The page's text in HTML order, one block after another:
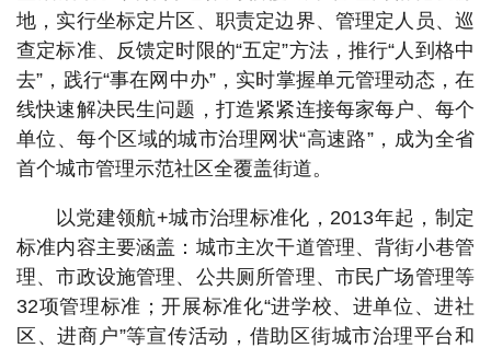
地，实行坐标定片区、职责定边界、管理定人员、巡
查定标准、反馈定时限的“五定”方法，推行“人到格中
去”，践行“事在网中办”，实时掌握单元管理动态，在
线快速解决民生问题，打造紧紧连接每家每户、每个
单位、每个区域的城市治理网状“高速路”，成为全省
首个城市管理示范社区全覆盖街道。
以党建领航+城市治理标准化，2013年起，制定
标准内容主要涵盖：城市主次干道管理、背街小巷管
理、市政设施管理、公共厕所管理、市民广场管理等
32项管理标准；开展标准化“进学校、进单位、进社
区、进商户”等宣传活动，借助区街城市治理平台和